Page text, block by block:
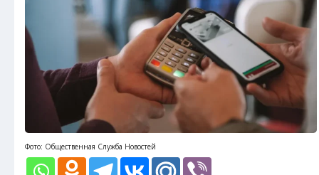
Фото: Общественная Служба Новостей